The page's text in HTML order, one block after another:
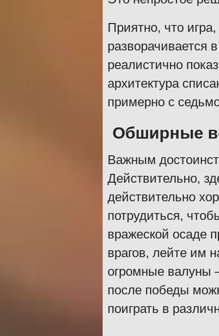
Приятно, что
разворачивается
реалистично
архитектура
примерно с
Обширные
Важным
Действительно,
действительно
потрудиться,
вражеской осаде
врагов, лейте им
огромные валуны
после победы
поиграть в